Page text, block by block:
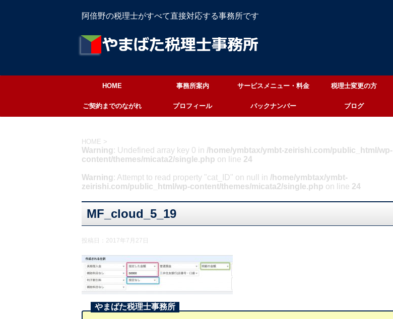
阿倍野の税理士がすべて直接対応する事務所です
HOME 事務所案内 サービスメニュー・料金 税理士変更の方
ご契約までのながれ プロフィール バックナンバー ブログ
HOME >
Warning: Undefined array key 0 in /home/ymbtax/ymbt-zeirishi.com/public_html/wp-
content/themes/micata2/single.php on line 24
Warning: Attempt to read property "cat_ID" on null in /home/ymbtax/ymbt-
zeirishi.com/public_html/wp-content/themes/micata2/single.php on line 24
MF_cloud_5_19
投稿日： 2017年7月27日